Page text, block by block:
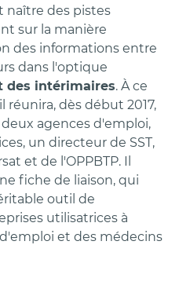
naître des pistes
sur la manière
des informations entre
dans l'optique
des intérimaires. À ce
dès début 2017,
agences d'emploi,
un directeur de SST,
et de l'OPPBTP. Il
fiche de liaison, qui
outil de
utilisatrices à
et des médecins